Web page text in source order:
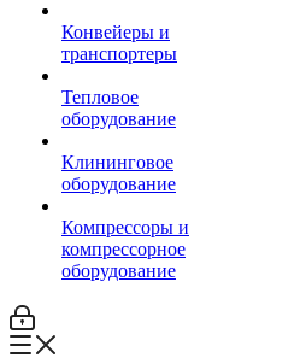
Конвейеры и
транспортеры
Тепловое
оборудование
Клининговое
оборудование
Компрессоры и
компрессорное
оборудование